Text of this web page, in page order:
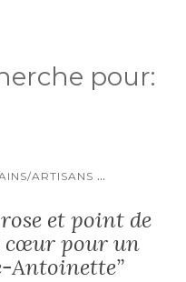
pour:
ARTISANS ...
et point de
cœur pour un
Antoinette”